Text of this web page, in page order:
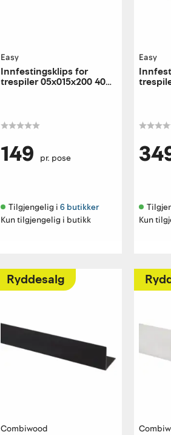
Easy
Innfestingsklips for
trespiler 05x015x200 40
149 pr. pose
Tilgjengelig i 6 butikker
Kun tilgjengelig i butikk
Easy
Kun
Ryddesalg
Combiwood